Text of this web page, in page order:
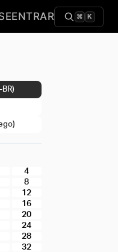
ENTRAR ⌘ K
4
8
12
16
20
24
28
32